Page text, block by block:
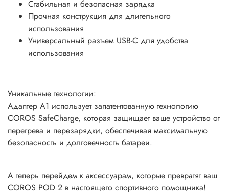
Стабильная и безопасная зарядка
Прочная конструкция для длительного
использования
Универсальный разъем USB-C для удобства
использования
Уникальные технологии:
Адаптер A1 использует запатентованную технологию
COROS SafeCharge, которая защищает ваше устройство от
перегрева и перезарядки, обеспечивая максимальную
безопасность и долговечность батареи.
А теперь перейдем к аксессуарам, которые превратят ваш
COROS POD 2 в настоящего спортивного помощника!